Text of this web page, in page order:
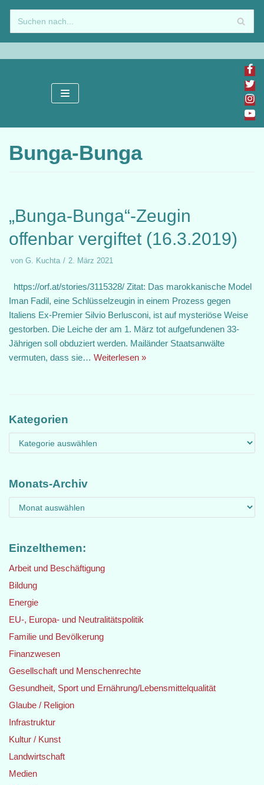
Zum
Inhalt
springen
Bunga-Bunga
„Bunga-Bunga“-Zeugin
offenbar vergiftet (16.3.2019)
von G. Kuchta 2. März 2021
https://orf.at/stories/3115328/ Zitat: Das marokkanische Model
Iman Fadil, eine Schlüsselzeugin in einem Prozess gegen
Italiens Ex-Premier Silvio Berlusconi, ist auf mysteriöse Weise
gestorben. Die Leiche der am 1. März tot aufgefundenen 33-
Jährigen soll obduziert werden. Mailänder Staatsanwälte
vermuten, dass sie… Weiterlesen »
Kategorien
Monats-Archiv
Einzelthemen:
Arbeit und Beschäftigung
Bildung
Energie
EU-, Europa- und Neutralitätspolitik
Familie und Bevölkerung
Finanzwesen
Gesellschaft und Menschenrechte
Gesundheit, Sport und Ernährung/Lebensmittelqualität
Glaube / Religion
Infrastruktur
Kultur / Kunst
Landwirtschaft
Medien